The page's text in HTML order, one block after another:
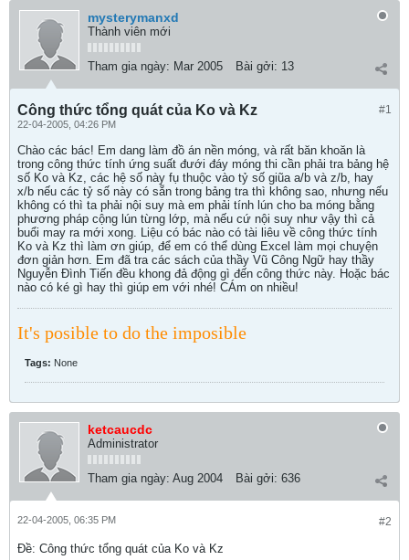
mysterymanxd
Thành viên mới
Tham gia ngày: Mar 2005 Bài gởi: 13
#1
Công thức tổng quát của Ko và Kz
22-04-2005, 04:26 PM
Chào các bác! Em dang làm đồ án nền móng, và rất băn khoăn là
trong công thức tính ứng suất đưới đáy móng thi cần phải tra bảng hệ
số Ko và Kz, các hệ số này fụ thuộc vào tỷ số giũa a/b và z/b, hay
x/b nếu các tỷ số này có sẵn trong bảng tra thì không sao, nhưng nếu
không có thì ta phải nội suy mà em phải tính lún cho ba móng bằng
phương pháp cộng lún từng lớp, mà nếu cứ nội suy như vậy thì cả
buổi may ra mới xong. Liệu có bác nào có tài liêu về công thức tính
Ko và Kz thì làm ơn giúp, để em có thể dùng Excel làm mọi chuyện
đơn giản hơn. Em đã tra các sách của thầy Vũ Công Ngữ hay thầy
Nguyễn Đình Tiến đều khong đả động gì đến công thức này. Hoặc bác
nào có ké gì hay thì giúp em với nhé! CÁm on nhiều!
It's posible to do the imposible
Tags: None
ketcaucdc
Administrator
Tham gia ngày: Aug 2004 Bài gởi: 636
#2
22-04-2005, 06:35 PM
Ðề: Công thức tổng quát của Ko và Kz